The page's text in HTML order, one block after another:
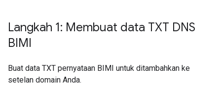
Langkah 1: Membuat data TXT DNS
BIMI
Buat data TXT pernyataan BIMI untuk ditambahkan ke
setelan domain Anda.